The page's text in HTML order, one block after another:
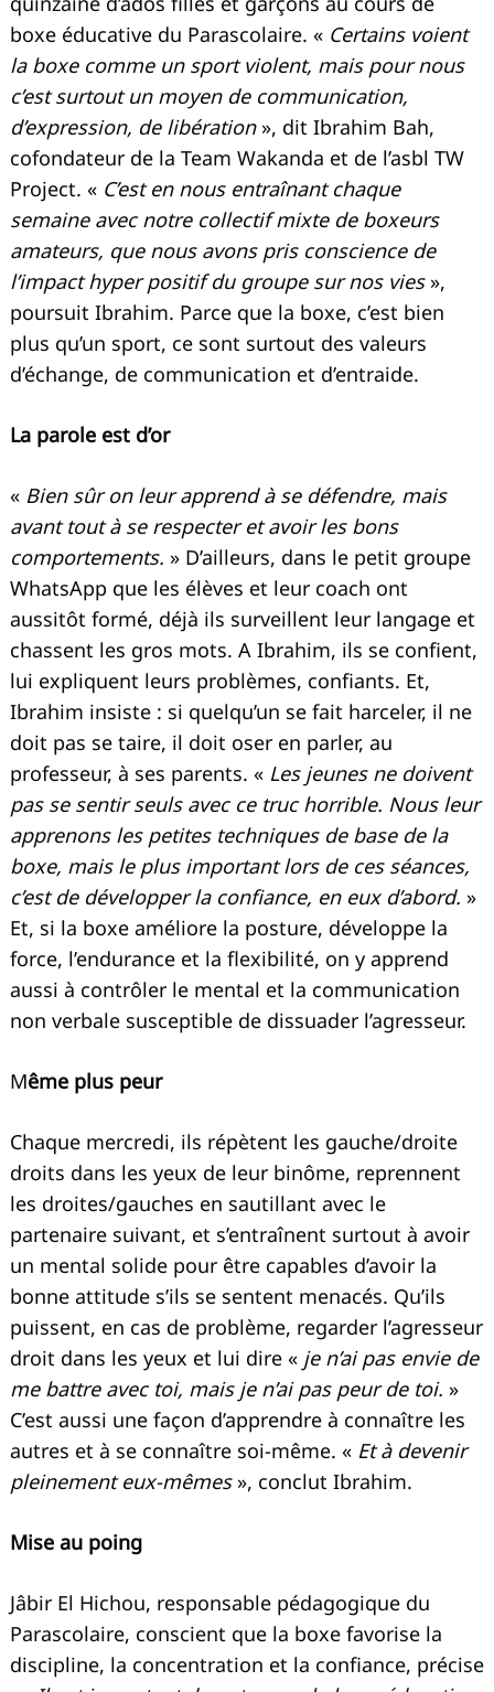
boxe éducative du Parascolaire. « Certains voient
la boxe comme un sport violent, mais pour nous
c’est surtout un moyen de communication,
d’expression, de libération », dit Ibrahim Bah,
cofondateur de la Team Wakanda et de l’asbl TW
Project. « C’est en nous entraînant chaque
semaine avec notre collectif mixte de boxeurs
amateurs, que nous avons pris conscience de
l’impact hyper positif du groupe sur nos vies »,
poursuit Ibrahim. Parce que la boxe, c’est bien
plus qu’un sport, ce sont surtout des valeurs
d’échange, de communication et d’entraide.
La parole est d’or
« Bien sûr on leur apprend à se défendre, mais
avant tout à se respecter et avoir les bons
comportements. » D’ailleurs, dans le petit groupe
WhatsApp que les élèves et leur coach ont
aussitôt formé, déjà ils surveillent leur langage et
chassent les gros mots. A Ibrahim, ils se confient,
lui expliquent leurs problèmes, confiants. Et,
Ibrahim insiste : si quelqu’un se fait harceler, il ne
doit pas se taire, il doit oser en parler, au
professeur, à ses parents. « Les jeunes ne doivent
pas se sentir seuls avec ce truc horrible. Nous leur
apprenons les petites techniques de base de la
boxe, mais le plus important lors de ces séances,
c’est de développer la confiance, en eux d’abord. »
Et, si la boxe améliore la posture, développe la
force, l’endurance et la flexibilité, on y apprend
aussi à contrôler le mental et la communication
non verbale susceptible de dissuader l’agresseur.
Même plus peur
Chaque mercredi, ils répètent les gauche/droite
droits dans les yeux de leur binôme, reprennent
les droites/gauches en sautillant avec le
partenaire suivant, et s’entraînent surtout à avoir
un mental solide pour être capables d’avoir la
bonne attitude s’ils se sentent menacés. Qu’ils
puissent, en cas de problème, regarder l’agresseur
droit dans les yeux et lui dire « je n’ai pas envie de
me battre avec toi, mais je n’ai pas peur de toi. »
C’est aussi une façon d’apprendre à connaître les
autres et à se connaître soi-même. « Et à devenir
pleinement eux-mêmes », conclut Ibrahim.
Mise au poing
Jâbir El Hichou, responsable pédagogique du
Parascolaire, conscient que la boxe favorise la
discipline, la concentration et la confiance, précise
Recherche
pour
: